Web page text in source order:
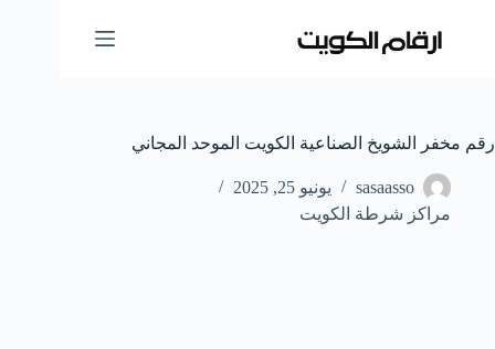
المحتوى
رقم مخفر الشويخ الصناعية الكويت الموحد المجاني
sasaasso
يونيو 25, 2025
مراكز شرطة الكويت